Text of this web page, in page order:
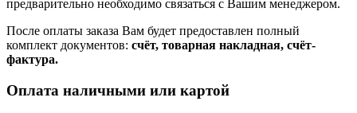
предварительно необходимо связаться с Вашим менеджером.
После оплаты заказа Вам будет предоставлен полный
комплект документов: счёт, товарная накладная, счёт-
фактура.
Оплата наличными или картой